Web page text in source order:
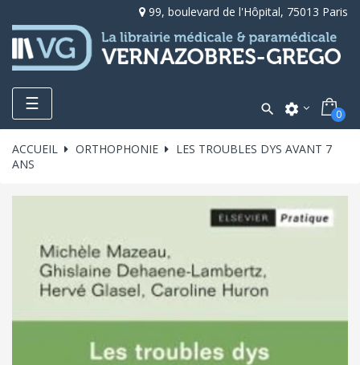
99, boulevard de l'Hôpital, 75013 Paris
Toggle
navigation
☰  settings 0
ACCUEIL ORTHOPHONIE
LES TROUBLES DYS AVANT 7
ANS